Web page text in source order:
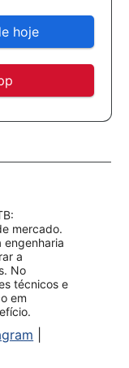
hoje
mercado.
engenharia
a
No
técnicos e
em